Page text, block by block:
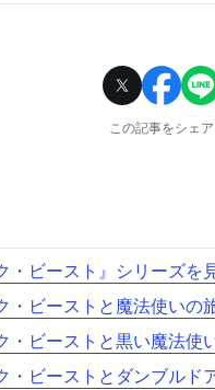
この記事をシェア
・ビースト』シリーズを
・ビーストと魔法使いの
・ビーストと黒い魔法使
・ビーストとダンブルド